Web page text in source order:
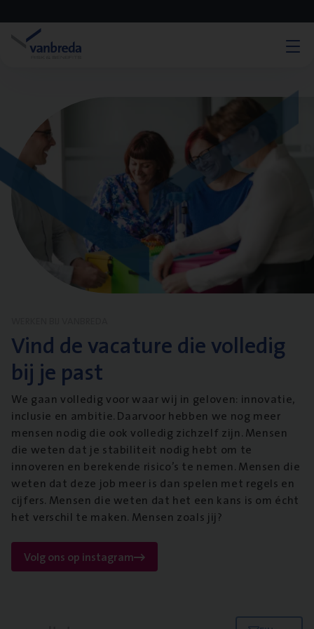
Vind de vacature die volledig
bij je past
We gaan volledig voor waar wij in geloven: innovatie,
inclusie en ambitie. Daarvoor hebben we nog meer
mensen nodig die ook volledig zichzelf zijn. Mensen
die weten dat je stabiliteit nodig hebt om te
innoveren en berekende risico’s te nemen. Mensen die
weten dat deze job meer is dan spelen met regels en
cijfers. Mensen die weten dat het een kans is om écht
het verschil te maken. Mensen zoals jij?
Volg ons op instagram